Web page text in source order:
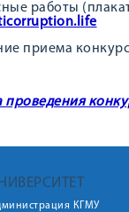
работы
приема
проведения
КГМУ